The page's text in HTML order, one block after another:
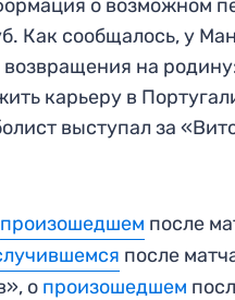
о возможном
Как сообщалось, у
на
карьеру в
выступал за
произошедшем после
после
о произошедшем